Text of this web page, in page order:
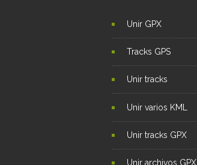
Unir GPX
Tracks GPS
Unir tracks
Unir varios KML
Unir tracks GPX
Unir archivos GPX